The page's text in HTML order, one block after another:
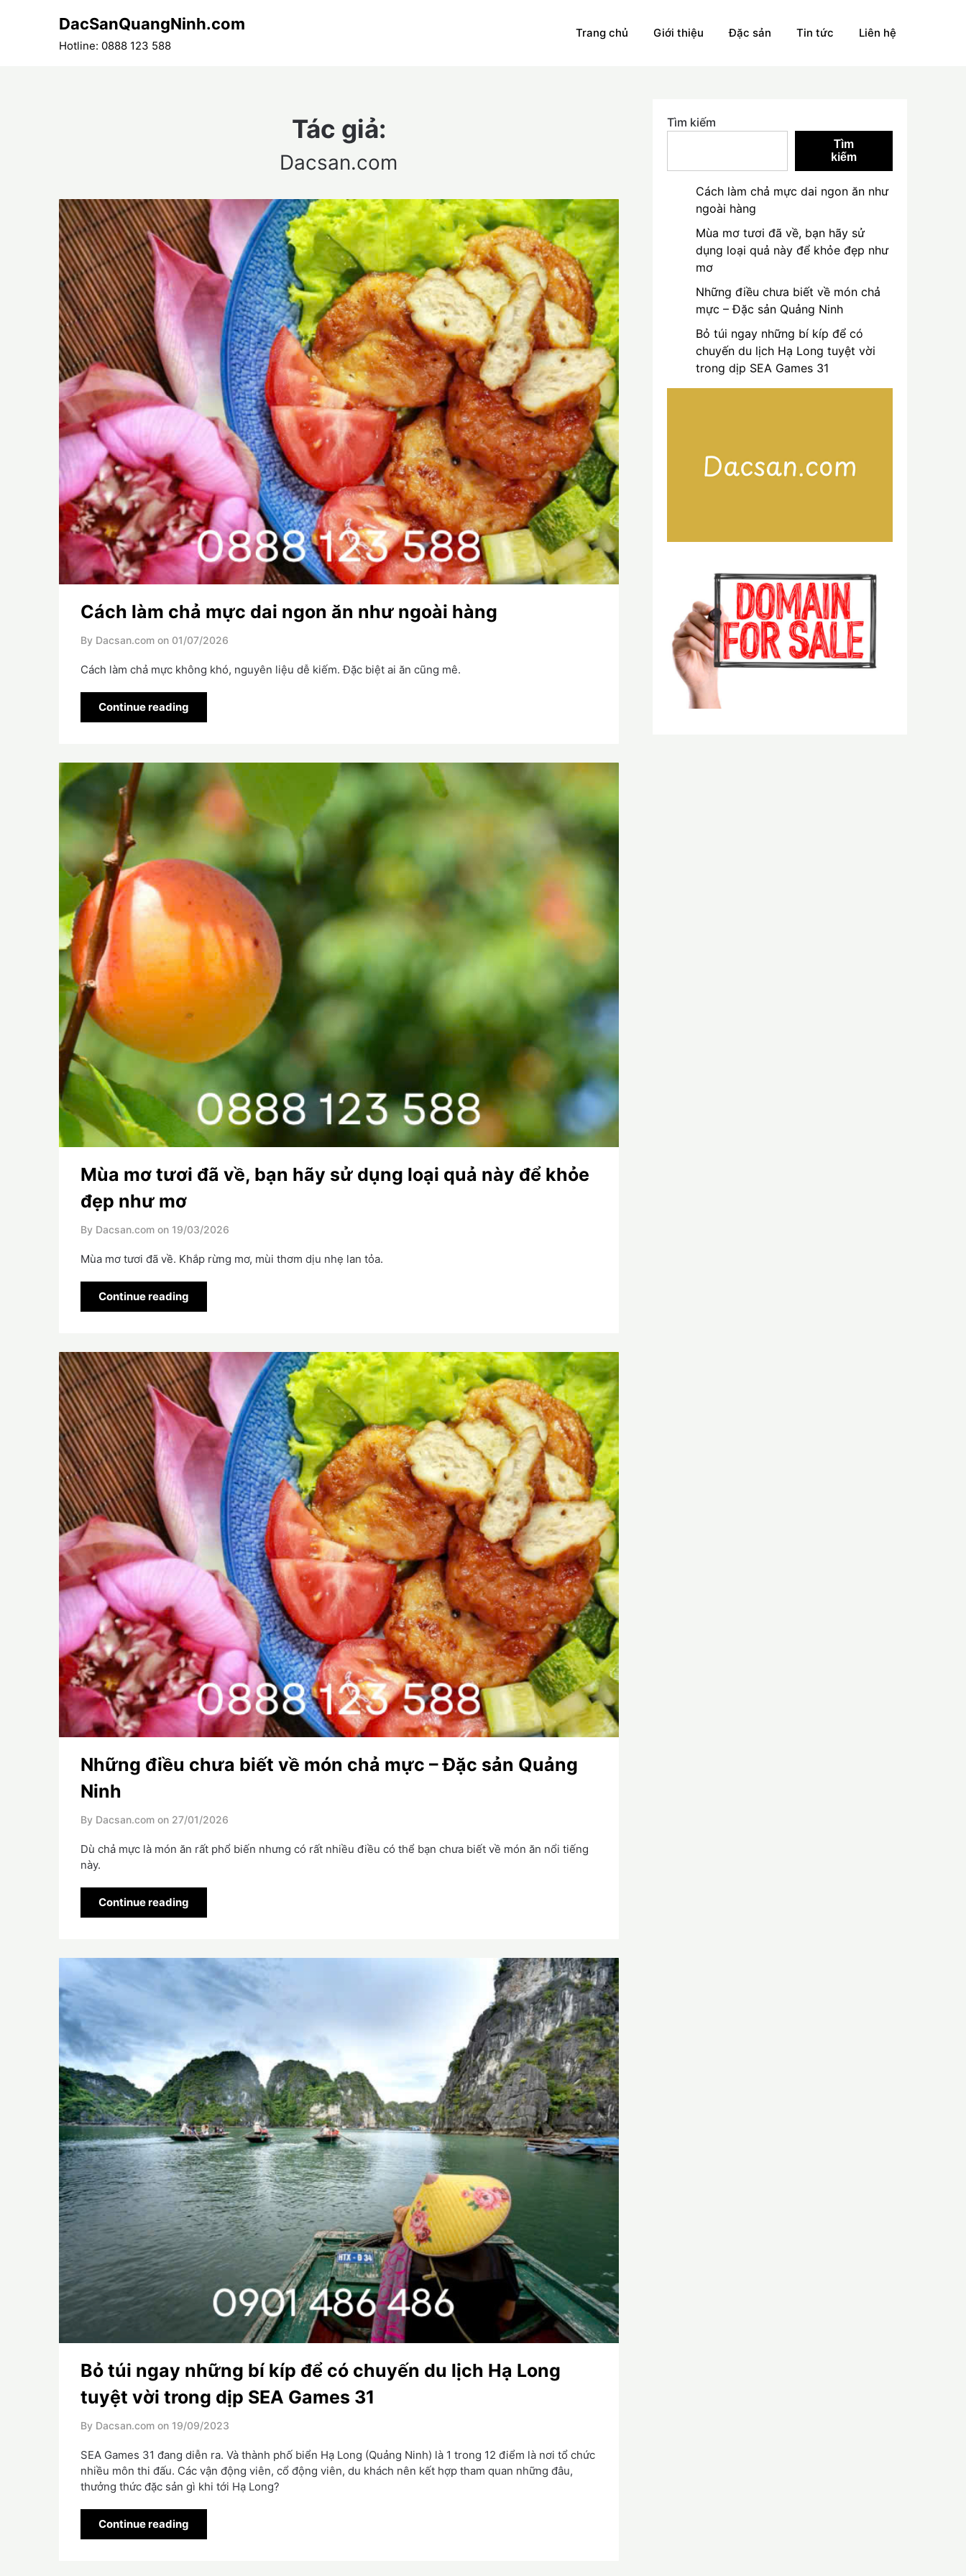
DacSanQuangNinh.com
Hotline: 0888 123 588
Trang chủ Giới thiệu Đặc sản Tin tức Liên hệ
Tác giả:
Dacsan.com
Cách làm chả mực dai ngon ăn như ngoài hàng
By Dacsan.com on 01/07/2026
Cách làm chả mực không khó, nguyên liệu dễ kiếm. Đặc biệt ai ăn cũng mê.
Continue reading
Mùa mơ tươi đã về, bạn hãy sử dụng loại quả này để khỏe
đẹp như mơ
By Dacsan.com on 19/03/2026
Mùa mơ tươi đã về. Khắp rừng mơ, mùi thơm dịu nhẹ lan tỏa.
Continue reading
Những điều chưa biết về món chả mực – Đặc sản Quảng
Ninh
By Dacsan.com on 27/01/2026
Dù chả mực là món ăn rất phổ biến nhưng có rất nhiều điều có thể bạn chưa biết về món ăn nổi tiếng
này.
Continue reading
Bỏ túi ngay những bí kíp để có chuyến du lịch Hạ Long
tuyệt vời trong dịp SEA Games 31
By Dacsan.com on 19/09/2023
SEA Games 31 đang diễn ra. Và thành phố biển Hạ Long (Quảng Ninh) là 1 trong 12 điểm là nơi tổ chức
nhiều môn thi đấu. Các vận động viên, cổ động viên, du khách nên kết hợp tham quan những đâu,
thưởng thức đặc sản gì khi tới Hạ Long?
Continue reading
Tìm kiếm
Tìm
kiếm
Cách làm chả mực dai ngon ăn như
ngoài hàng
Mùa mơ tươi đã về, bạn hãy sử
dụng loại quả này để khỏe đẹp như
mơ
Những điều chưa biết về món chả
mực – Đặc sản Quảng Ninh
Bỏ túi ngay những bí kíp để có
chuyến du lịch Hạ Long tuyệt vời
trong dịp SEA Games 31